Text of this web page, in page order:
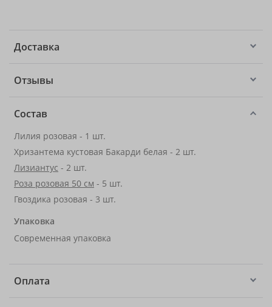
Доставка
Отзывы
Состав
Лилия розовая - 1 шт.
Хризантема кустовая Бакарди белая - 2 шт.
Лизиантус - 2 шт.
Роза розовая 50 см - 5 шт.
Гвоздика розовая - 3 шт.
Упаковка
Современная упаковка
Оплата